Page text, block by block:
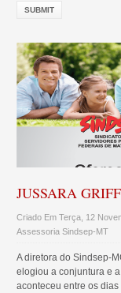
JUSSARA
Criado Em Terça, 12
Assessoria Sindsep-MT
A diretora do Sindsep-
elogiou a conjuntura e
aconteceu entre os